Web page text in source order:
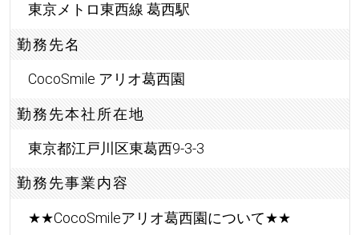
東京メトロ東西線 葛西駅
勤務先名
CocoSmile アリオ葛西園
勤務先本社所在地
東京都江戸川区東葛西9-3-3
勤務先事業内容
★★CocoSmileアリオ葛西園について★★